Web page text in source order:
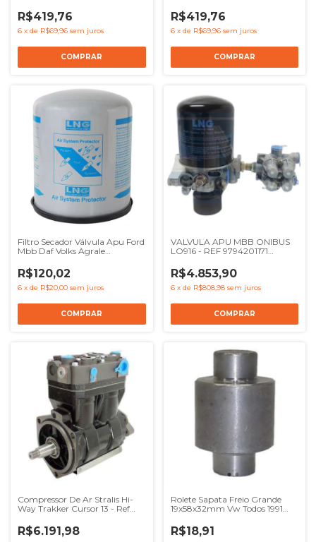
4324100000 504120057
R$419,76
6 x de R$69,96 sem juros
R$419,76
6 x de R$69,96 sem juros
Filtro Secador Válvula Apu Ford
Mbb Daf Volks Agrale
BG9X2K351AA 0004295695
2V5607373C 42249
R$120,02
6 x de R$20,00 sem juros
VALVULA APU MBB ONIBUS
LO916 - REF 9794201171
R$4.853,90
6 x de R$808,98 sem juros
Compressor De Ar Stralis Hi-
Way Trakker Cursor 13 - Ref
K007254 K007254000
R$6.191,98
Rolete Sapata Freio Grande
19x58x32mm Vw Todos 1991
R$18,91